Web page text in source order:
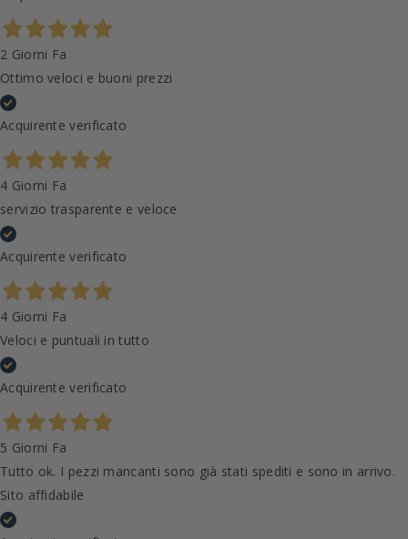
2 Giorni Fa
Ottimo veloci e buoni prezzi
Acquirente verificato
4 Giorni Fa
servizio trasparente e veloce
Acquirente verificato
4 Giorni Fa
Veloci e puntuali in tutto
Acquirente verificato
5 Giorni Fa
Tutto ok. I pezzi mancanti sono già stati spediti e sono in arrivo.
Sito affidabile